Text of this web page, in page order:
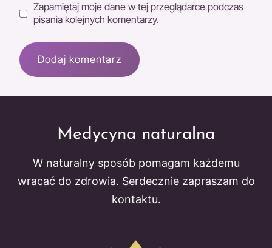
Zapamiętaj moje dane w tej przeglądarce podczas
pisania kolejnych komentarzy.
Medycyna naturalna
W naturalny sposób pomagam każdemu
wracać do zdrowia. Serdecznie zapraszam do
kontaktu.